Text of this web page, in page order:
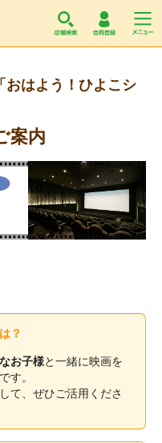
おはよう！ひよこシ
案内
？
お子様と一緒に映画を
です。
て、ぜひご活用くださ